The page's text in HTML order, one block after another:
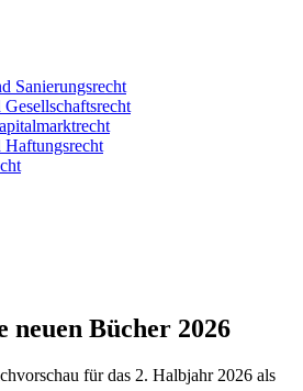
Sanierungsrecht
Haftungsrecht
neuen Bücher 2026
für das 2. Halbjahr 2026 als